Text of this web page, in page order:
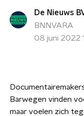
De Nieuws
BNNVARA
08 juni 2022
Barwegen vinden
maar voelen zich